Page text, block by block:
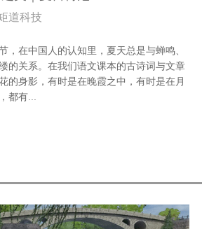
道科技
，在中国人的认知里，夏天总是与蝉鸣、
的关系。在我们语文课本的古诗词与文章
的身影，有时是在晚霞之中，有时是在月
都有...